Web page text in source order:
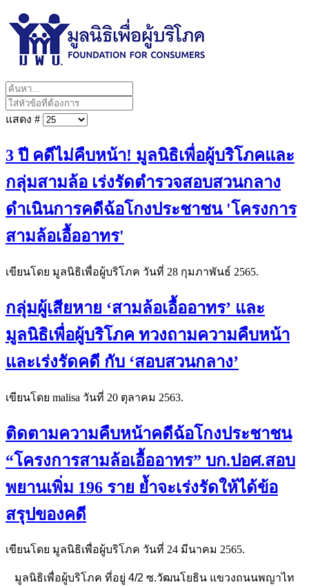
แสดง #
3 ปี คดีไม่คืบหน้า! มูลนิธิเพื่อผู้บริโภคและ
กลุ่มสามล้อ เร่งรัดตำรวจสอบสวนกลาง
ดำเนินการคดีฉ้อโกงประชาชน 'โครงการ
สามล้อเอื้ออาทร'
เขียนโดย มูลนิธิเพื่อผู้บริโภค วันที่ 28 กุมภาพันธ์ 2565.
กลุ่มผู้เสียหาย ‘สามล้อเอื้ออาทร’ และ
มูลนิธิเพื่อผู้บริโภค ทวงถามความคืบหน้า
และเร่งรัดคดี กับ ‘สอบสวนกลาง’
เขียนโดย malisa วันที่ 20 ตุลาคม 2563.
ติดตามความคืบหน้าคดีฉ้อโกงประชาชน
“โครงการสามล้อเอื้ออาทร” บก.ปอศ.สอบ
พยานเพิ่ม 196 ราย ย้ำจะเร่งรัดให้ได้ข้อ
สรุปของคดี
เขียนโดย มูลนิธิเพื่อผู้บริโภค วันที่ 24 มีนาคม 2565.
มูลนิธิเพื่อผู้บริโภค ที่อยู่ 4/2 ซ.วัฒนโยธิน แขวงถนนพญาไท